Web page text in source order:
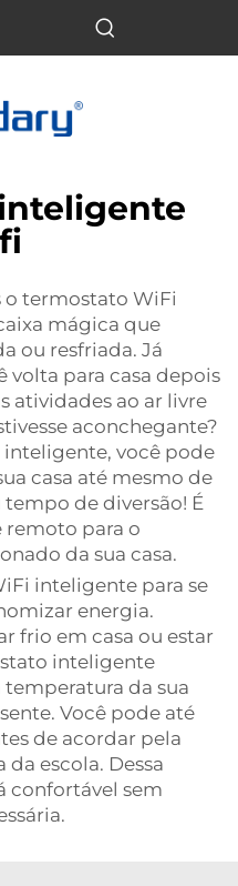
termostato WiFi
mágica que
ou resfriada. Já
volta para casa depois
atividades ao ar livre
aconchegante?
você pode
casa até mesmo de
de diversão! É
para o
da sua casa.
inteligente para se
energia.
frio em casa ou estar
inteligente
da sua
Você pode até
de acordar pela
escola. Dessa
confortável sem